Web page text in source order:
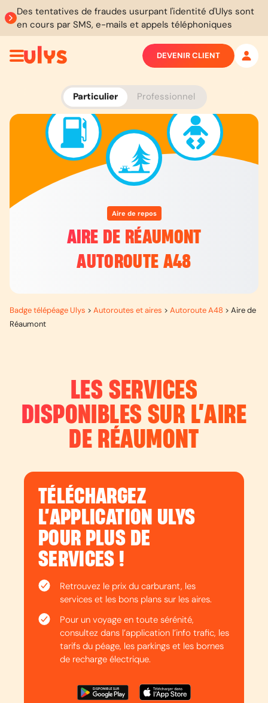
Des tentatives de fraudes usurpant l'identité d'Ulys sont
en cours par SMS, e-mails et appels téléphoniques
Particulier Professionnel
DEVENIR CLIENT
Aire de repos
AIRE DE RÉAUMONT
AUTOROUTE A48
Badge télépéage Ulys > Autoroutes et aires > Autoroute A48 > Aire de
Réaumont
LES SERVICES
DISPONIBLES SUR L’AIRE
DE RÉAUMONT
TÉLÉCHARGEZ
L’APPLICATION ULYS
POUR PLUS DE
SERVICES !
Retrouvez le prix du carburant, les
services et les bons plans sur les aires.
Pour un voyage en toute sérénité,
consultez dans l’application l’info trafic, les
tarifs du péage, les parkings et les bornes
de recharge électrique.